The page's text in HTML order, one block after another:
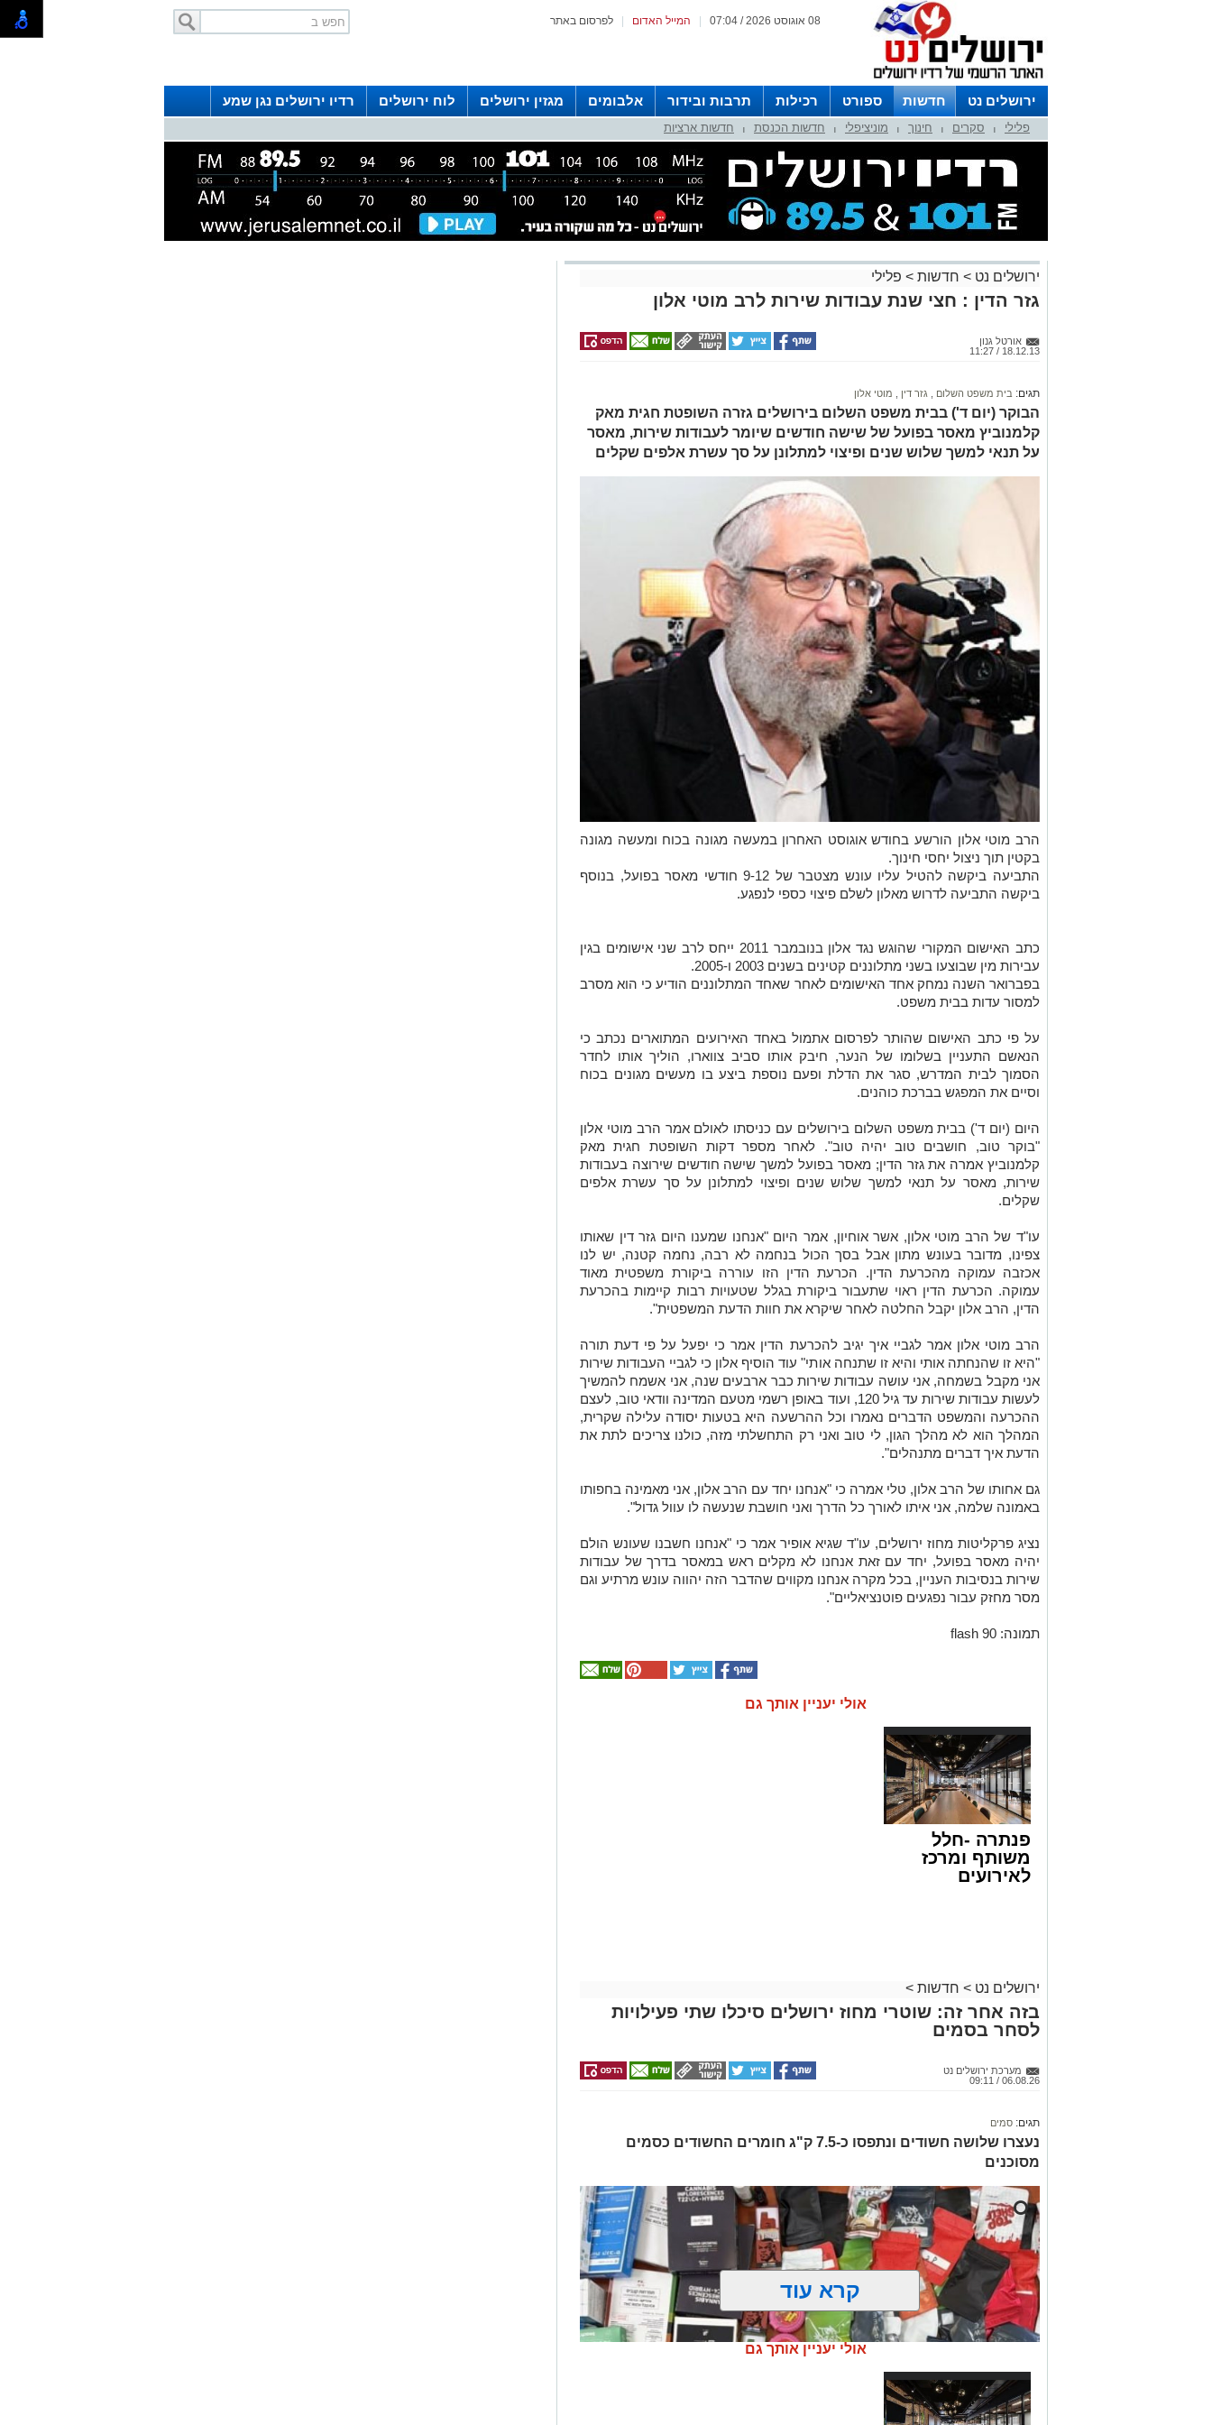
לפרסום באתר המייל האדום 08 אוגוסט 2026 / 07:04
ירושלים נט חדשות ספורט רכילות תרבות ובידור אלבומים מגזין ירושלים לוח ירושלים
רדיו ירושלים נגן שמע
לפרסום ברדיו צרו קשר
לוח שדורים רדיו ירושלים פלילי סקרים חינוך מוניציפלי חדשות הכנסת חדשות ארציות
ירושלים נט > חדשות > פלילי
גזר הדין : חצי שנת עבודות שירות לרב מוטי אלון
אורטל גנון
18.12.13 / 11:27
תגים: בית משפט השלום גזר דין מוטי אלון
הבוקר (יום ד') בבית משפט השלום בירושלים גזרה השופטת חגית מאק
קלמנוביץ מאסר בפועל של שישה חודשים שיומר לעבודות שירות, מאסר
על תנאי למשך שלוש שנים ופיצוי למתלונן על סך עשרת אלפים שקלים
הרב מוטי אלון הורשע בחודש אוגוסט האחרון במעשה מגונה בכוח ומעשה מגונה
בקטין תוך ניצול יחסי חינוך.
התביעה ביקשה להטיל עליו עונש מצטבר של 9-12 חודשי מאסר בפועל, בנוסף
ביקשה התביעה לדרוש מאלון לשלם פיצוי כספי לנפגע.
כתב האישום המקורי שהוגש נגד אלון בנובמבר 2011 ייחס לרב שני אישומים בגין
עבירות מין שבוצעו בשני מתלוננים קטינים בשנים 2003 ו-2005.
בפברואר השנה נמחק אחד האישומים לאחר שאחד המתלוננים הודיע כי הוא מסרב
למסור עדות בבית משפט.
על פי כתב האישום שהותר לפרסום אתמול באחד האירועים המתוארים נכתב כי
הנאשם התעניין בשלומו של הנער, חיבק אותו סביב צווארו, הוליך אותו לחדר
הסמוך לבית המדרש, סגר את הדלת ופעם נוספת ביצע בו מעשים מגונים בכוח
וסיים את המפגש בברכת כוהנים.
היום (יום ד') בבית משפט השלום בירושלים עם כניסתו לאולם אמר הרב מוטי אלון
"בוקר טוב, חושבים טוב יהיה טוב". לאחר מספר דקות השופטת חגית מאק
קלמנוביץ אמרה את גזר הדין; מאסר בפועל למשך שישה חודשים שירוצה בעבודות
שירות, מאסר על תנאי למשך שלוש שנים ופיצוי למתלונן על סך עשרת אלפים
שקלים.
עו"ד של הרב מוטי אלון, אשר אוחיון, אמר היום "אנחנו שמענו היום גזר דין שאותו
צפינו, מדובר בעונש מתון אבל בסך הכול בנחמה לא רבה, נחמה קטנה, יש לנו
אכזבה עמוקה מהכרעת הדין. הכרעת הדין הזו עוררה ביקורת משפטית מאוד
עמוקה. הכרעת הדין ראוי שתעבור ביקורת בגלל שטעויות רבות קיימות בהכרעת
הדין, הרב אלון יקבל החלטה לאחר שיקרא את חוות הדעת המשפטית".
הרב מוטי אלון אמר לגביי איך יגיב להכרעת הדין אמר כי יפעל על פי דעת תורה
"היא זו שהנחתה אותי והיא זו שתנחה אותי" עוד הוסיף אלון כי לגביי העבודות שירות
אני מקבל בשמחה, אני עושה עבודות שירות כבר ארבעים שנה, אני אשמח להמשיך
לעשות עבודות שירות עד גיל 120, ועוד באופן רשמי מטעם המדינה וודאי טוב, לעצם
ההכרעה והמשפט הדברים נאמרו וכל ההרשעה היא בטעות יסודה עלילה שקרית,
המהלך הוא לא מהלך הגון, לי טוב ואני רק התחשלתי מזה, כולנו צריכים לתת את
הדעת איך דברים מתנהלים".
גם אחותו של הרב אלון, טלי אמרה כי "אנחנו יחד עם הרב אלון, אני מאמינה בחפותו
באמונה שלמה, אני איתו לאורך כל הדרך ואני חושבת שנעשה לו עוול גדול".
נציג פרקליטות מחוז ירושלים, עו"ד שגיא אופיר אמר כי "אנחנו חשבנו שעונש הולם
יהיה מאסר בפועל, יחד עם זאת אנחנו לא מקלים ראש במאסר בדרך של עבודות
שירות בנסיבות העניין, בכל מקרה אנחנו מקווים שהדבר הזה יהווה עונש מרתיע וגם
מסר מחזק עבור נפגעים פוטנציאליים".
תמונה: flash 90
אולי יעניין אותך גם
פנתרה -חלל
משותף ומרכז
לאירועים
ירושלים נט > חדשות >
בזה אחר זה: שוטרי מחוז ירושלים סיכלו שתי פעילויות
לסחר בסמים
מערכת ירושלים נט
06.08.26 / 09:11
תגים: סמים
נעצרו שלושה חשודים ונתפסו כ-7.5 ק"ג חומרים החשודים כסמים
מסוכנים
קרא עוד
אולי יעניין אותך גם